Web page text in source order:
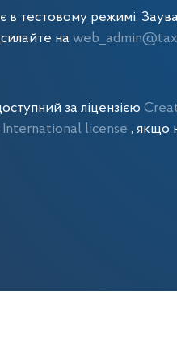
в тестовому режимі.
на
за ліцензією
license , якщо